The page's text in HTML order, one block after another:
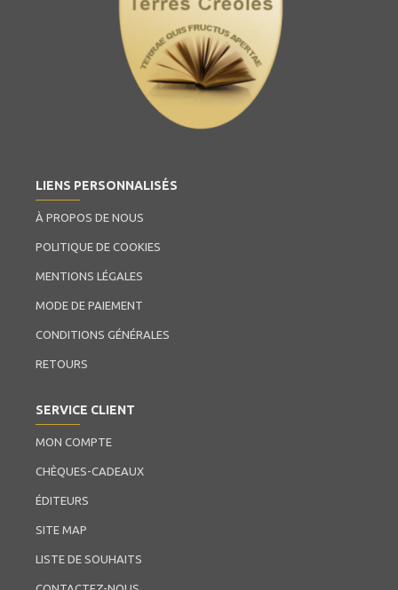
LIENS PERSONNALISÉS
À PROPOS DE NOUS
POLITIQUE DE COOKIES
MENTIONS LÉGALES
MODE DE PAIEMENT
CONDITIONS GÉNÉRALES
RETOURS
SERVICE CLIENT
MON COMPTE
CHÈQUES-CADEAUX
ÉDITEURS
SITE MAP
LISTE DE SOUHAITS